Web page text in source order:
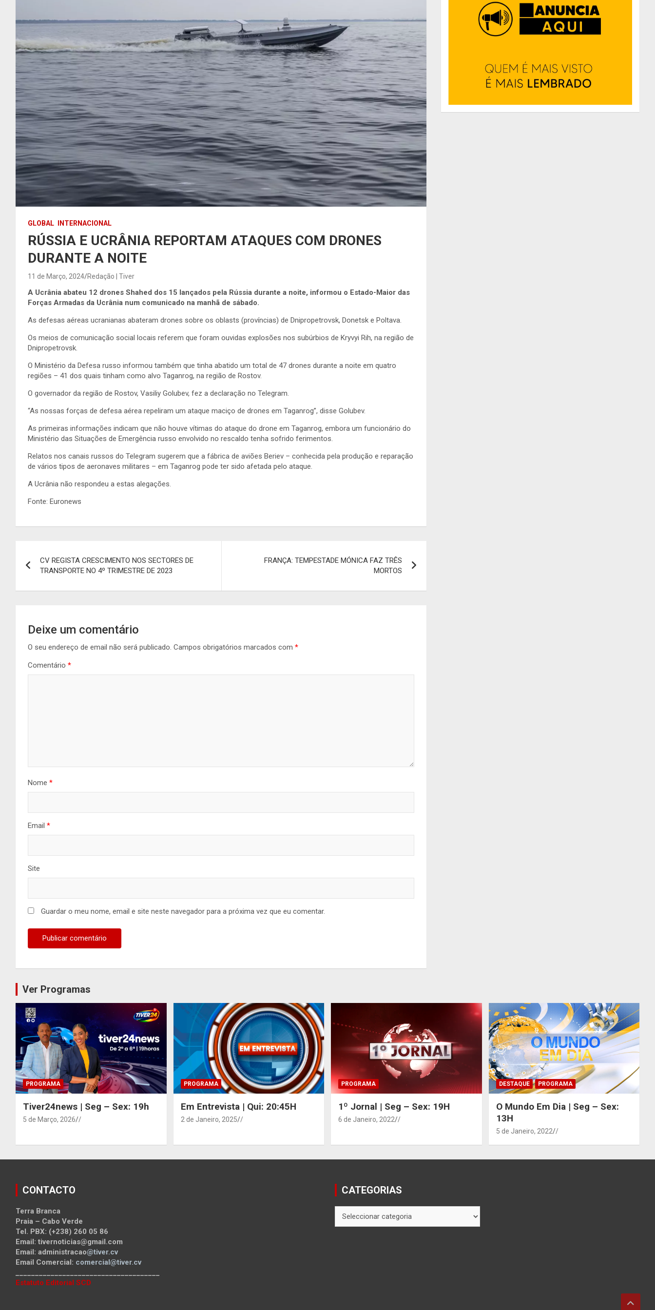
GLOBAL INTERNACIONAL
RÚSSIA E UCRÂNIA REPORTAM ATAQUES COM DRONES
DURANTE A NOITE
11 de Março, 2024 Redação | Tiver
A Ucrânia abateu 12 drones Shahed dos 15 lançados pela Rússia durante a noite, informou o Estado-Maior das
Forças Armadas da Ucrânia num comunicado na manhã de sábado.
As defesas aéreas ucranianas abateram drones sobre os oblasts (províncias) de Dnipropetrovsk, Donetsk e Poltava.
Os meios de comunicação social locais referem que foram ouvidas explosões nos subúrbios de Kryvyi Rih, na região de
Dnipropetrovsk.
O Ministério da Defesa russo informou também que tinha abatido um total de 47 drones durante a noite em quatro
regiões – 41 dos quais tinham como alvo Taganrog, na região de Rostov.
O governador da região de Rostov, Vasiliy Golubev, fez a declaração no Telegram.
“As nossas forças de defesa aérea repeliram um ataque maciço de drones em Taganrog”, disse Golubev.
As primeiras informações indicam que não houve vítimas do ataque do drone em Taganrog, embora um funcionário do
Ministério das Situações de Emergência russo envolvido no rescaldo tenha sofrido ferimentos.
Relatos nos canais russos do Telegram sugerem que a fábrica de aviões Beriev – conhecida pela produção e reparação
de vários tipos de aeronaves militares – em Taganrog pode ter sido afetada pelo ataque.
A Ucrânia não respondeu a estas alegações.
Fonte: Euronews
de
artigos
CV REGISTA CRESCIMENTO NOS SECTORES DE
TRANSPORTE NO 4º TRIMESTRE DE 2023
FRANÇA: TEMPESTADE MÓNICA FAZ TRÊS
MORTOS
Deixe um comentário
O seu endereço de email não será publicado. Campos obrigatórios marcados com *
Comentário *
Nome *
Email *
Site
Guardar o meu nome, email e site neste navegador para a próxima vez que eu comentar.
Ver Programas
PROGRAMA
Tiver24news | Seg – Sex: 19h
5 de Março, 2026 /
PROGRAMA
Em Entrevista | Qui: 20:45H
2 de Janeiro, 2025 /
PROGRAMA
1º Jornal | Seg – Sex: 19H
6 de Janeiro, 2022 /
DESTAQUE PROGRAMA
O Mundo Em Dia | Seg – Sex:
13H
5 de Janeiro, 2022 /
CONTACTO
Terra Branca
Praia – Cabo Verde
Tel. PBX: (+238) 260 05 86
Email: tivernoticias@gmail.com
Email: administracao@tiver.cv
Email Comercial: comercial@tiver.cv
Estatuto Editorial SCD
CATEGORIAS